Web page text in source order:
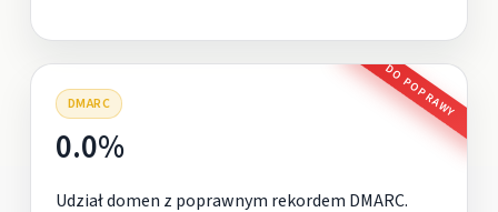
DMARC DO POPRAWY
0.0%
Udział domen z poprawnym rekordem DMARC.